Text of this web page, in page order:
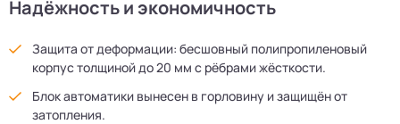
Надёжность и экономичность
Защита от деформации: бесшовный полипропиленовый
корпус толщиной до 20 мм с рёбрами жёсткости.
Блок автоматики вынесен в горловину и защищён от
затопления.